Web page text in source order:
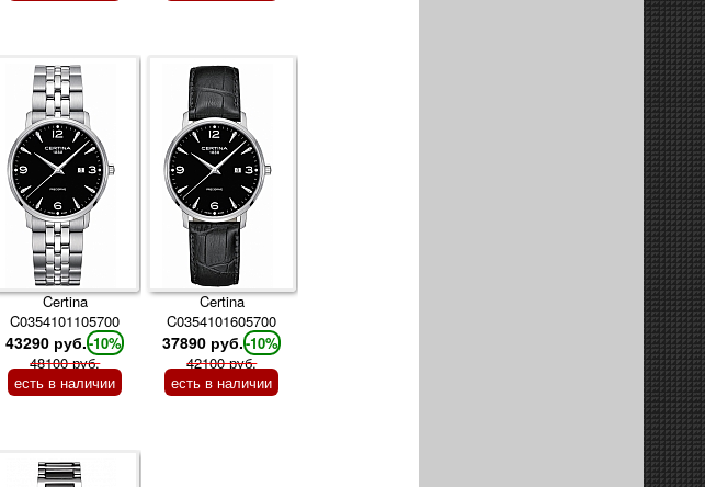
Certina
C0354101105700
43290 руб.-10%
48100 руб.
есть в наличии
Certina
C0354101605700
37890 руб.-10%
42100 руб.
есть в наличии